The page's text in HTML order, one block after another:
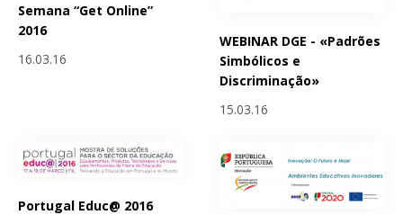
Semana “Get Online”
2016
16.03.16
WEBINAR DGE - «Padrões
Simbólicos e
Discriminação»
15.03.16
Portugal Educ@ 2016